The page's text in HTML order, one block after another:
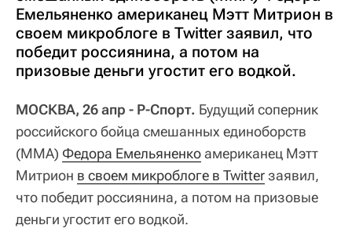
Емельяненко американец Мэтт Митрион в
своем микроблоге в Twitter заявил, что
победит россиянина, а потом на
призовые деньги угостит его водкой.
МОСКВА, 26 апр - Р-Спорт. Будущий соперник
российского бойца смешанных единоборств
(ММА) Федора Емельяненкоамериканец Мэтт
Митрион в своем микроблоге в Twitterзаявил,
что победит россиянина, а потом на призовые
деньги угостит его водкой.